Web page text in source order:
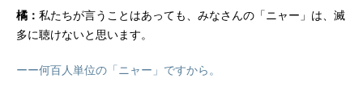
橘： 私たちが言うことはあっても、みなさんの「ニャー」は、滅
多に聴けないと思います。
ーー何百人単位の「ニャー」ですから。